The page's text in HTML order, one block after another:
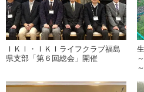
ＩＫＩ・ＩＫＩライフクラブ福島
県支部「第６回総会」開催
～